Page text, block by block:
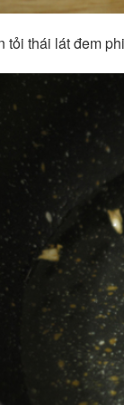
tỏi thái lát đem